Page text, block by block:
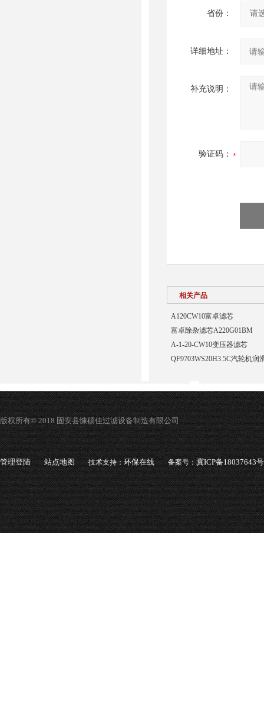
省份：
详细地址：
补充说明：
验证码：
相关产品
A120CW10富卓滤芯
富卓除杂滤芯A220G01BM
A-1-20-CW10变压器滤芯
QF9703WS20H3.5C汽轮机润
版权所有© 2018 固安县慷硕佳过滤设备制造有限公司
管理登陆 站点地图 技术支持：环保在线 备案号：冀ICP备18037643